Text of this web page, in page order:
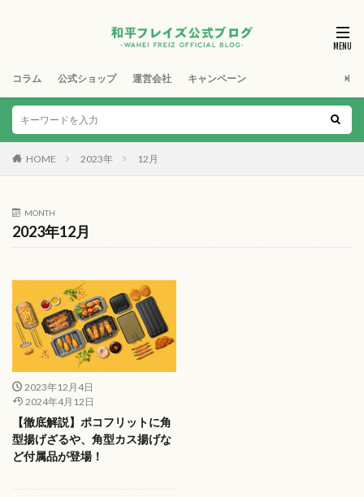
コラム 公式ショップ 運営会社 キャンペーン
HOME 2023年 12月
MONTH
2023年12月
2023年12月4日
2024年4月12日
【徹底解説】ポコフリットに角
型揚げざるや、角型カス揚げな
ど付属品が登場！